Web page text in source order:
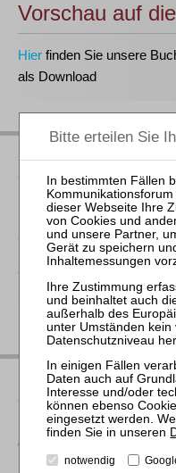
Vorschau auf
Hier finden Sie unsere
als Download
Neu im
Prütting / Bork / Jacoby
InsO – Kommentar zur
5 Bände, Stand 6/26 (108.
368,00 €
Bestellen
RWS bei Juris
Der RWS Verlag ist
erhalten Sie deshalb auch
Produkte.notwendig